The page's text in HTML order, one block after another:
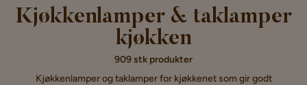
Kjøkkenlamper & taklamper
kjøkken
909 stk produkter
Kjøkkenlamper og taklamper for kjøkkenet som gir godt